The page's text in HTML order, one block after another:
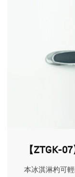
【ZTGK-
本冰淇淋杓可